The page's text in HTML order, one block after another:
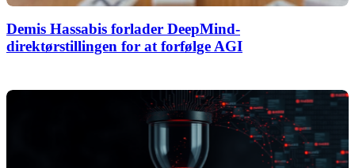
Demis Hassabis forlader DeepMind-
direktørstillingen for at forfølge AGI